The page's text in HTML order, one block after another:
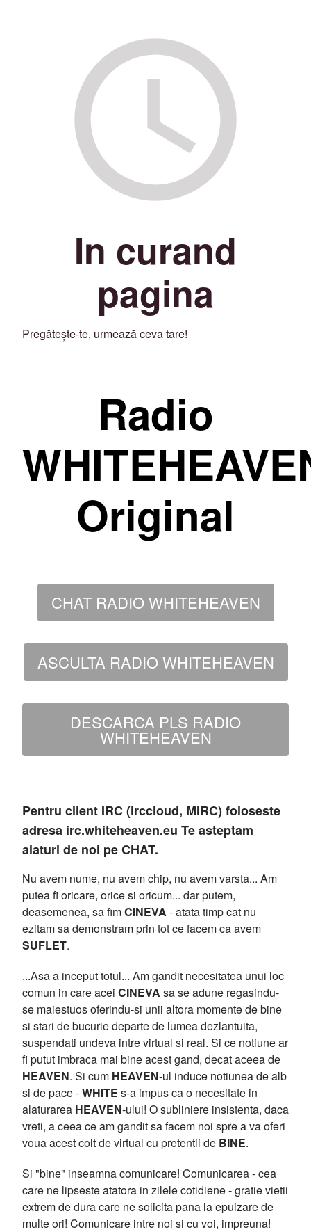
In curand
pagina
Pregătește-te, urmează ceva tare!
Radio
Original
CHAT RADIO WHITEHEAVEN
ASCULTA RADIO WHITEHEAVEN
DESCARCA PLS RADIO
WHITEHEAVEN
Pentru client IRC (irccloud, MIRC) foloseste
adresa irc.whiteheaven.eu Te asteptam
alaturi de noi pe CHAT.
Nu avem nume, nu avem chip, nu avem varsta... Am
putea fi oricare, orice si oricum... dar putem,
deasemenea, sa fimCINEVA - atata timp cat nu
ezitam sa demonstram prin tot ce facem ca avem
SUFLET.
...Asa a inceput totul... Am gandit necesitatea unui loc
comun in care acei CINEVA sa se adune regasindu-
se maiestuos oferindu-si unii altora momente de bine
si stari de bucurie departe de lumea dezlantuita,
suspendati undeva intre virtual si real. Si ce notiune ar
fi putut imbraca mai bine acest gand, decat aceea de
HEAVEN. Si cum HEAVEN-ul induce notiunea de alb
si de pace -WHITE s-a impus ca o necesitate in
alaturarea HEAVEN-ului! O subliniere insistenta, daca
vreti, a ceea ce am gandit sa facem noi spre a va oferi
voua acest colt de virtual cu pretentii de BINE.
Si "bine" inseamna comunicare! Comunicarea - cea
care ne lipseste atatora in zilele cotidiene - gratie vietii
extrem de dura care ne solicita pana la epuizare de
multe ori! Comunicare intre noi si cu voi, impreuna!